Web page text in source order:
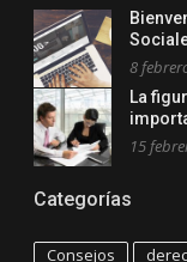
8
La
15
Categorías
Consejos